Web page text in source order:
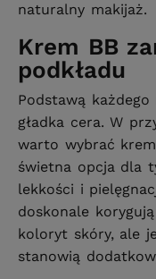
naturalny makijaż.
Krem BB
podkładu
Podstawą
gładka cera. W
warto wybrać
świetna opcja dla
lekkości i
doskonale
koloryt skóry, ale
stanowią